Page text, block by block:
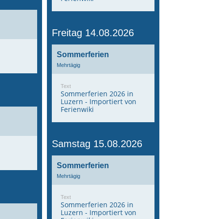
Freitag 14.08.2026
Sommerferien
Mehrtägig
Text
Sommerferien 2026 in
Luzern - Importiert von
Ferienwiki
Samstag 15.08.2026
Sommerferien
Mehrtägig
Text
Sommerferien 2026 in
Luzern - Importiert von